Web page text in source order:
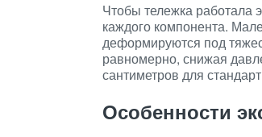
Чтобы тележка работала
каждого компонента.
деформируются под
равномерно, снижая
сантиметров для
Особенности